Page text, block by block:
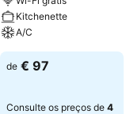
Kitchenette
A/C
de € 97
Consulte os preços de 4